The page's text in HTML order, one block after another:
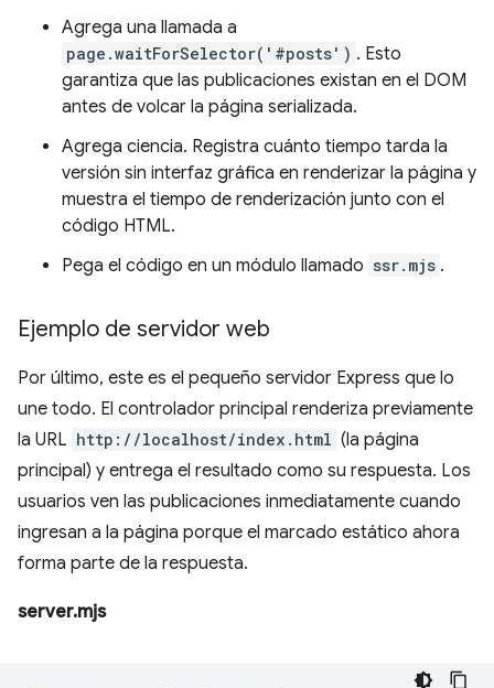
Agrega una llamada a
page.waitForSelector('#posts') . Esto
garantiza que las publicaciones existan en el DOM
antes de volcar la página serializada.
Agrega ciencia. Registra cuánto tiempo tarda la
versión sin interfaz gráfica en renderizar la página y
muestra el tiempo de renderización junto con el
código HTML.
Pega el código en un módulo llamado ssr.mjs .
Ejemplo de servidor web
Por último, este es el pequeño servidor Express que lo
une todo. El controlador principal renderiza previamente
la URL http://localhost/index.html (la página
principal) y entrega el resultado como su respuesta. Los
usuarios ven las publicaciones inmediatamente cuando
ingresan a la página porque el marcado estático ahora
forma parte de la respuesta.
server.mjs